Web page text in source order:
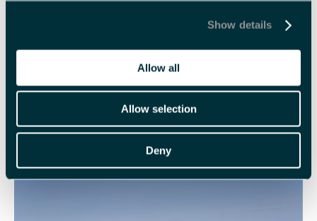
Show details
Allow all
Allow selection
Deny
OM SVALBARD
Svalbard er en norsk arktisk øygruppe med uendelige
områder med rå villmark. Les om øygruppen her.